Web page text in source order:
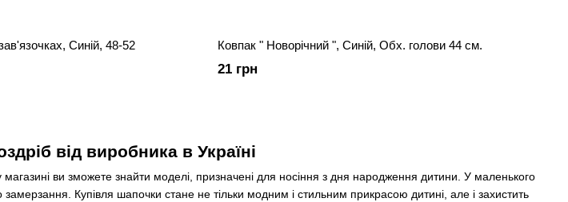
від виробника в Україні
ви зможете знайти моделі, призначені для носіння з дня народження дитини. У маленького
Купівля шапочки стане не тільки модним і стильним прикрасою дитині, але і захистить
Синій, 48-52 Ковпак " Новорічний ", Синій, Обх. голови 44 ​​см.
21 грн